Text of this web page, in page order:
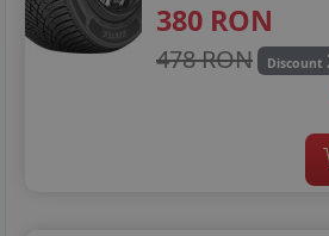
380 RON
478 RON Discount